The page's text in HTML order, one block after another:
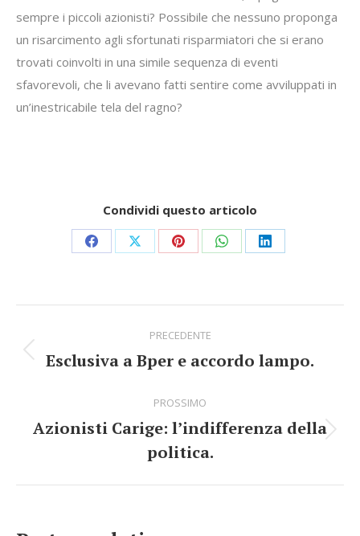
sempre i piccoli azionisti? Possibile che nessuno proponga
un risarcimento agli sfortunati risparmiatori che si erano
trovati coinvolti in una simile sequenza di eventi
sfavorevoli, che li avevano fatti sentire come avviluppati in
un’inestricabile tela del ragno?
Condividi questo articolo
Share
Facebook
Share
X
Share
Pinterest
Share
WhatsApp
Share
LinkedIn
di
navigazione
PRECEDENTE
Stile
Esclusiva a Bper e accordo lampo.
PROSSIMO
Numero
di
posts:
Azionisti Carige: l’indifferenza della
politica.